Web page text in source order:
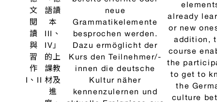
之聽
說能
力。
learning
and
in
本課
程目
標為